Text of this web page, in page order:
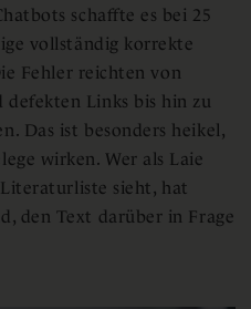
schaffte es bei 25
vollständig korrekte
Fehler reichten von
Links bis hin zu
Das ist besonders heikel,
wirken. Wer als Laie
sieht, hat
den Text darüber in Frage